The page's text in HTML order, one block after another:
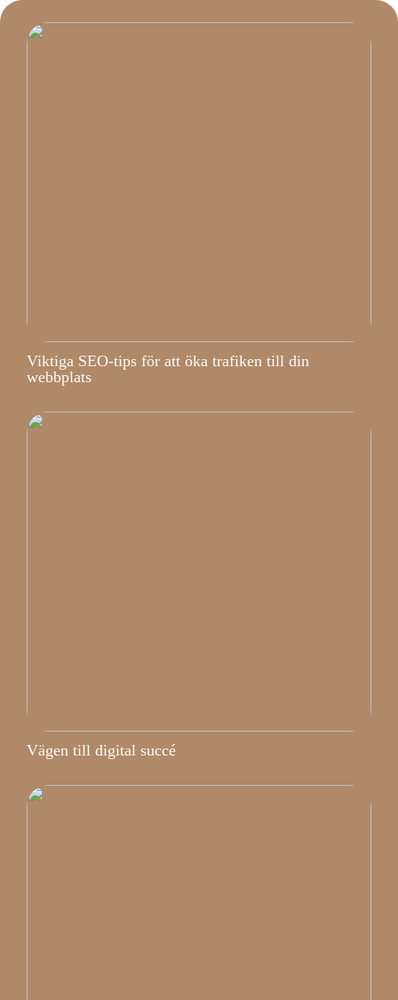
Viktiga SEO-tips för att öka trafiken till din
webbplats
Vägen till digital succé